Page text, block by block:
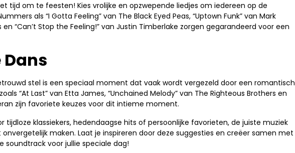
tijd om te feesten! Kies vrolijke en opzwepende liedjes om iedereen op de
als “I Gotta Feeling” van The Black Eyed Peas, “Uptown Funk” van Mark
en “Can’t Stop the Feeling!” van Justin Timberlake zorgen gegarandeerd voor een
Dans
stel is een speciaal moment dat vaak wordt vergezeld door een romantisch
“At Last” van Etta James, “Unchained Melody” van The Righteous Brothers en
zijn favoriete keuzes voor dit intieme moment.
tijdloze klassiekers, hedendaagse hits of persoonlijke favorieten, de juiste muziek
maken. Laat je inspireren door deze suggesties en creëer samen met
soundtrack voor jullie speciale dag!